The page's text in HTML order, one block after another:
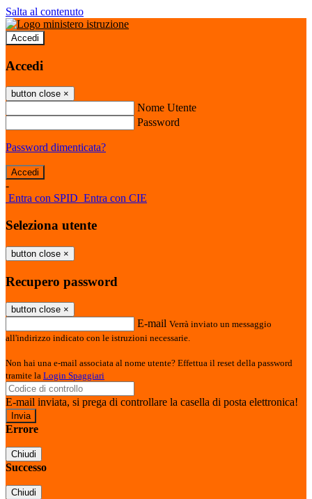
Salta al contenuto
Accedi
Accedi
button close ×
Nome Utente
Password
Password dimenticata?
-
Entra con SPID Entra con CIE
Seleziona utente
button close ×
Recupero password
button close ×
E-mail Verrà inviato un messaggio
all'indirizzo indicato con le istruzioni necessarie.
Non hai una e-mail associata al nome utente? Effettua il reset della password
tramite la Login Spaggiari
E-mail inviata, si prega di controllare la casella di posta elettronica!
Errore
Chiudi
Successo
Chiudi